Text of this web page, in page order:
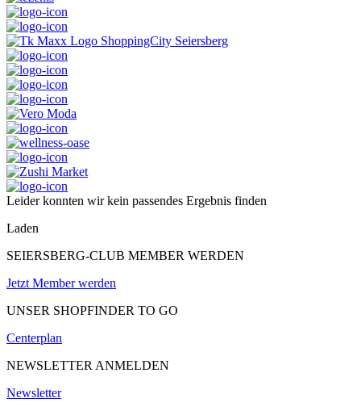
Leider konnten wir kein passendes Ergebnis finden
Laden
SEIERSBERG-CLUB MEMBER WERDEN
Jetzt Member werden
UNSER SHOPFINDER TO GO
Centerplan
NEWSLETTER ANMELDEN
Newsletter